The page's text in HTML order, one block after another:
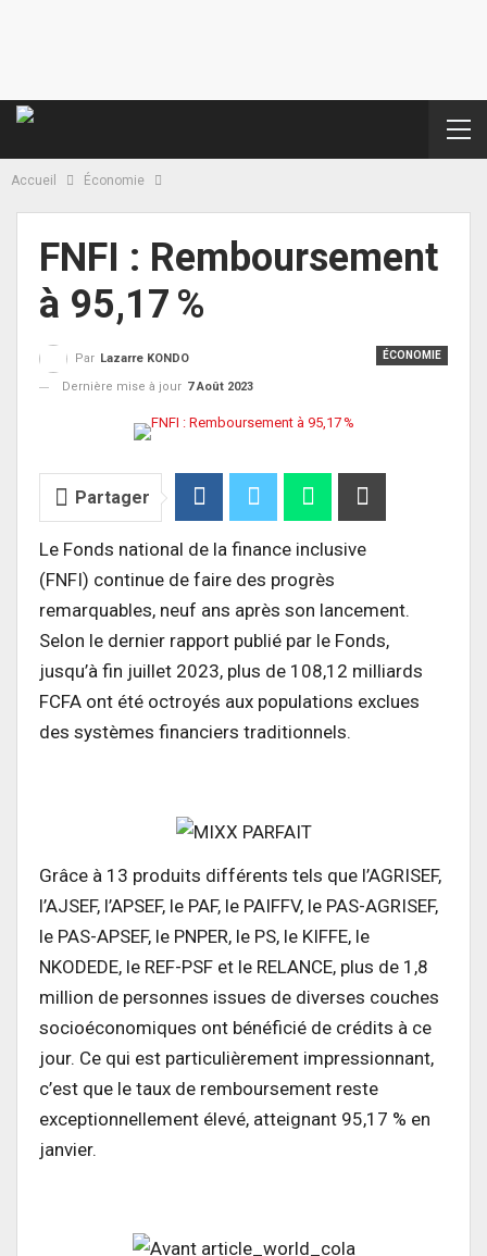
Accueil Économie
FNFI : Remboursement
à 95,17 %
ÉCONOMIE
Par Lazarre KONDO
Dernière mise à jour 7 Août 2023
Partager
Le Fonds national de la finance inclusive
(FNFI) continue de faire des progrès
remarquables, neuf ans après son lancement.
Selon le dernier rapport publié par le Fonds,
jusqu’à fin juillet 2023, plus de 108,12 milliards
FCFA ont été octroyés aux populations exclues
des systèmes financiers traditionnels.
Grâce à 13 produits différents tels que l’AGRISEF,
l’AJSEF, l’APSEF, le PAF, le PAIFFV, le PAS-AGRISEF,
le PAS-APSEF, le PNPER, le PS, le KIFFE, le
NKODEDE, le REF-PSF et le RELANCE, plus de 1,8
million de personnes issues de diverses couches
socioéconomiques ont bénéficié de crédits à ce
jour. Ce qui est particulièrement impressionnant,
c’est que le taux de remboursement reste
exceptionnellement élevé, atteignant 95,17 % en
janvier.